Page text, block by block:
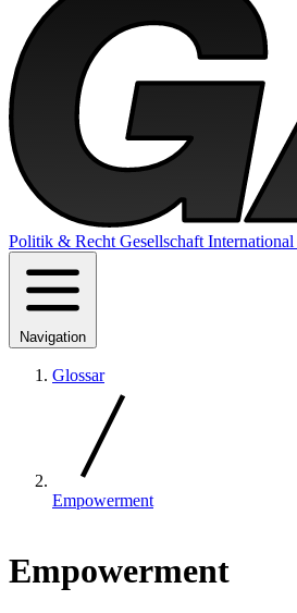
Politik & Recht Gesellschaft International
Navigation
Glossar
Empowerment
Empowerment